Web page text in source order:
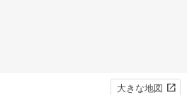
大きな地図